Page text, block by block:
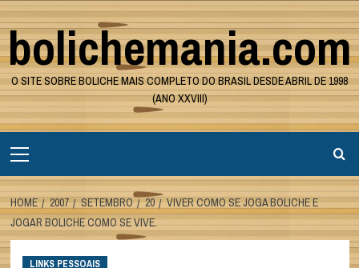
Skip
to
content
bolichemania.com
O SITE SOBRE BOLICHE MAIS COMPLETO DO BRASIL DESDE ABRIL DE 1998
(ANO XXVIII)
Menu
HOME 2007 SETEMBRO 20
VIVER COMO SE JOGA BOLICHE E
JOGAR BOLICHE COMO SE VIVE.
LINKS PESSOAIS